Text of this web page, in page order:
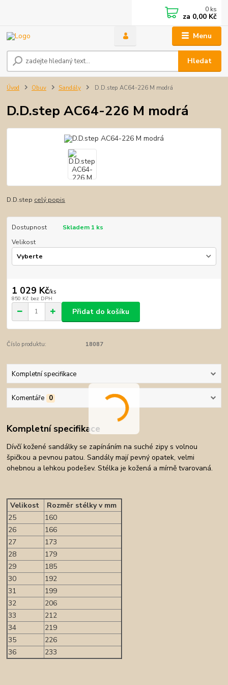
Menu
Hledat
0 ks
za 0,00 Kč
Úvod Obuv Sandály D.D.step AC64-226 M modrá
D.D.step AC64-226 M modrá
D.D.step celý popis
Dostupnost
Skladem 1 ks
Velikost
1 029 Kč/ks
850 Kč bez DPH
Přidat do košíku
Číslo produktu: 18087
Kompletní specifikace
Komentáře 0
Kompletní specifikace
Dívčí kožené sandálky se zapínáním na suché zipy s volnou
špičkou a pevnou patou. Sandály mají pevný opatek, velmi
ohebnou a lehkou podešev. Stélka je kožená a mírně tvarovaná.
Velikost
Rozměr stélky v mm
25
160
26
166
27
173
28
179
29
185
30
192
31
199
32
206
33
212
34
219
35
226
36
233